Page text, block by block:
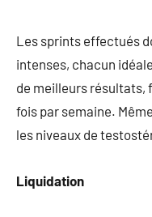
Les sprints effectués
intenses, chacun
de meilleurs résultats,
fois par semaine.
les niveaux de
Liquidation